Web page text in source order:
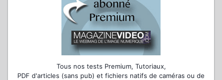
Tous nos tests Premium, Tutoriaux,
PDF d'articles (sans pub) et fichiers natifs de caméras ou de